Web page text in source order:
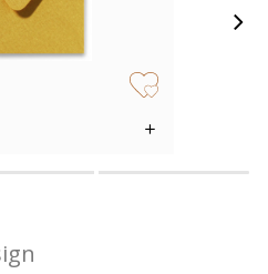
zet op verlanglijstje